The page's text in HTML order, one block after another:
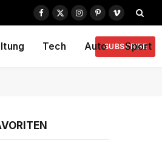
Facebook
X
Instagram
PinterestVimeo
Tech Auto Sport
SUBSCRIBE